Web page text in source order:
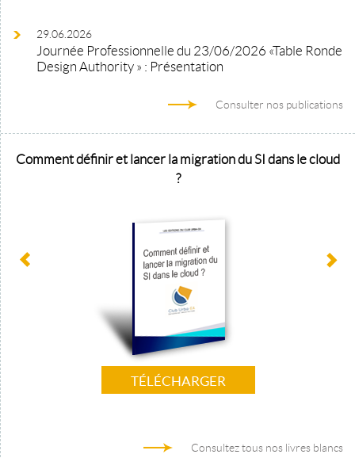
29.06.2026
Journée Professionnelle du 23/06/2026 «Table Ronde
Design Authority » : Présentation
Consulter nos publications
Comment définir et lancer la migration du SI dans le cloud
?
TÉLÉCHARGER
Consultez tous nos livres blancs